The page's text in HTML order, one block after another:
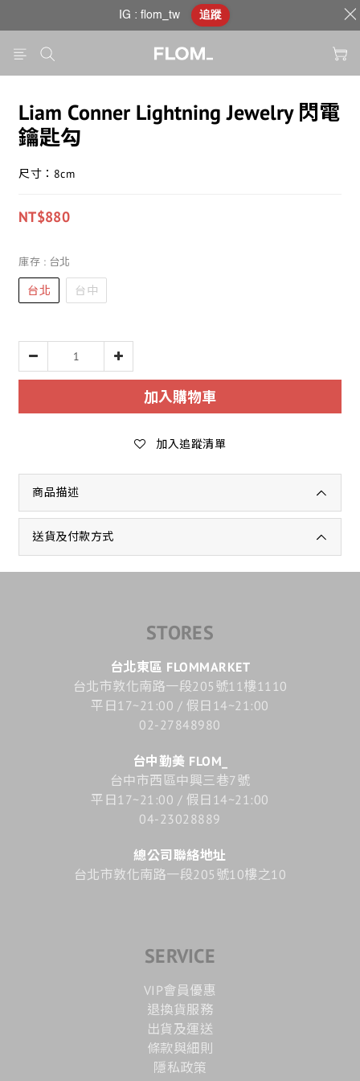
Liam Conner Lightning Jewelry 閃電
鑰匙勾
尺寸：8cm
NT$880
庫存 : 台北
台北 台中
加入購物車
加入追蹤清單
商品描述
送貨及付款方式
STORES
台北東區 FLOMMARKET
台北市敦化南路一段205號11樓1110
平日17~21:00 / 假日14~21:00
02-27848980
台中勤美 FLOM_
台中市西區中興三巷7號
平日17~21:00 / 假日14~21:00
04-23028889
總公司聯絡地址
台北市敦化南路一段205號10樓之10
SERVICE
VIP會員優惠
退換貨服務
出貨及運送
條款與細則
隱私政策
IG : flom_tw 追蹤